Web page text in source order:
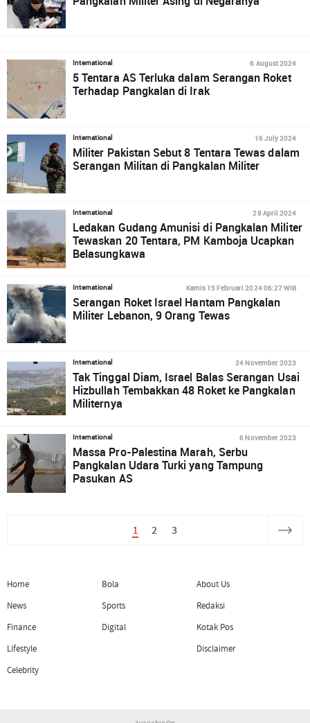
International 6 August 2024
5 Tentara AS Terluka dalam Serangan Roket
Terhadap Pangkalan di Irak
International 16 July 2024
Militer Pakistan Sebut 8 Tentara Tewas dalam
Serangan Militan di Pangkalan Militer
International 29 April 2024
Ledakan Gudang Amunisi di Pangkalan Militer
Tewaskan 20 Tentara, PM Kamboja Ucapkan
Belasungkawa
International Kamis 15 Februari 2024 06:27 WIB
Serangan Roket Israel Hantam Pangkalan
Militer Lebanon, 9 Orang Tewas
International 24 November 2023
Tak Tinggal Diam, Israel Balas Serangan Usai
Hizbullah Tembakkan 48 Roket ke Pangkalan
Militernya
International 6 November 2023
Massa Pro-Palestina Marah, Serbu
Pangkalan Udara Turki yang Tampung
Pasukan AS
1 2 3
Home
News
Finance
Lifestyle
Celebrity
Bola
Sports
Digital
About Us
Redaksi
Kotak Pos
Disclaimer